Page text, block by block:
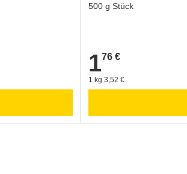
500 g Stück
1,76 €
176 €
1 kg 3,52 €